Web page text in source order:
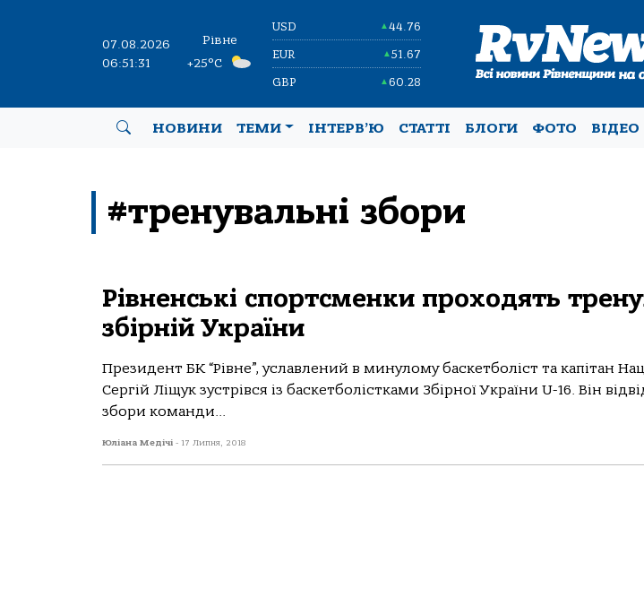
07.08.2026
06:51:31
Рівне
+25°C
USD ▲44.76
EUR ▲51.67
GBP ▲60.28
НОВИНИ ТЕМИ ІНТЕРВ’Ю СТАТТІ БЛОГИ ФОТО ВІДЕО
#тренувальні збори
Рівненські спортсменки проходять
збірній України
Президент БК “Рівне”, уславлений в минулому баскетболіст та капітан
Сергій Ліщук зустрівся із баскетболістками Збірної України U-16. Він
збори команди...
Юліана Медічі - 17 Липня, 2018